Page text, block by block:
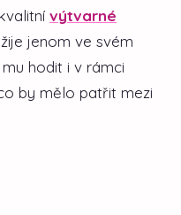
výtvarné
jenom ve svém
hodit i v rámci
by mělo patřit mezi